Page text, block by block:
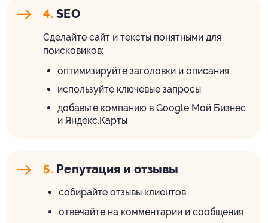
4. SEO
Сделайте сайт и тексты понятными для
поисковиков:
оптимизируйте заголовки и описания
используйте ключевые запросы
добавьте компанию в Google Мой Бизнес
и Яндекс.Карты
5. Репутация и отзывы
собирайте отзывы клиентов
отвечайте на комментарии и сообщения